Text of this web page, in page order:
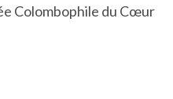
Colombophile du Cœur